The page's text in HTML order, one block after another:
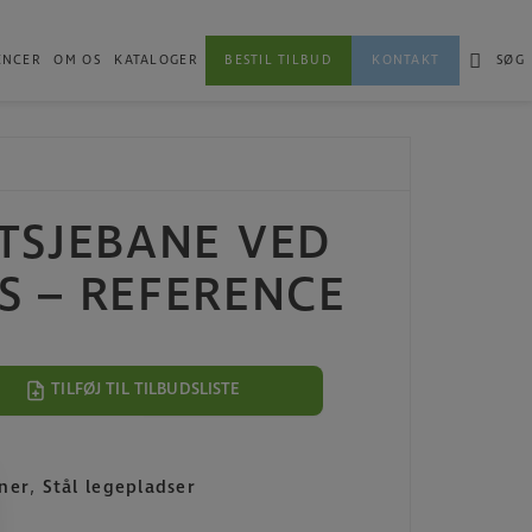
OM OS KATALOGER BESTIL TILBUD KONTAKT SØG
VED
– REFERENCE
TILFØJ TIL TILBUDSLISTE
, Stål legepladser